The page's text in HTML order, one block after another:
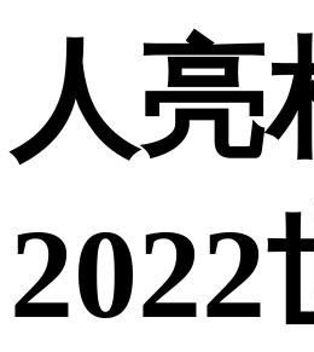
人亮